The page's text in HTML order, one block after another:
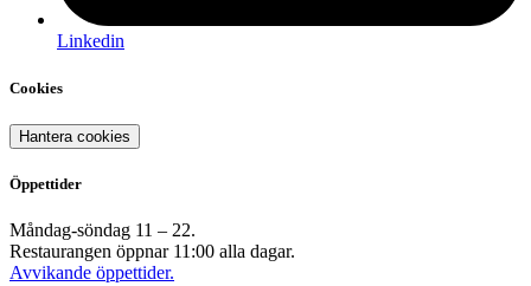
Linkedin
Cookies
Hantera cookies
Öppettider
Måndag-söndag 11 – 22.
Restaurangen öppnar 11:00 alla dagar.
Avvikande öppettider.